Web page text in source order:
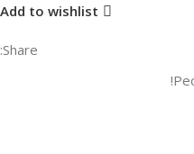
Add to wishlist
Share: